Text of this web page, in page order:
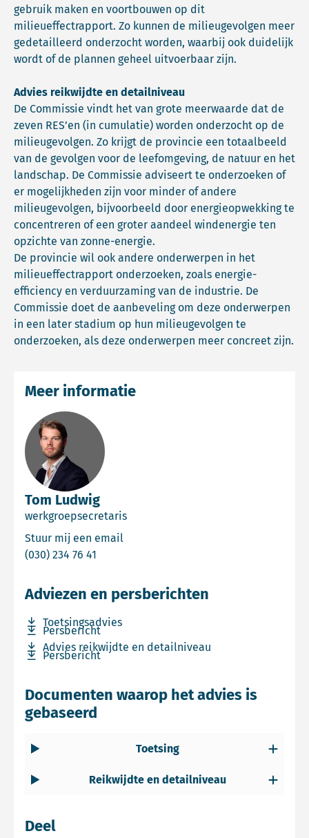
gebruik maken en voortbouwen op dit
milieueffectrapport. Zo kunnen de milieugevolgen meer
gedetailleerd onderzocht worden, waarbij ook duidelijk
wordt of de plannen geheel uitvoerbaar zijn.
Advies reikwijdte en detailniveau
De Commissie vindt het van grote meerwaarde dat de
zeven RES’en (in cumulatie) worden onderzocht op de
milieugevolgen. Zo krijgt de provincie een totaalbeeld
van de gevolgen voor de leefomgeving, de natuur en het
landschap. De Commissie adviseert te onderzoeken of
er mogelijkheden zijn voor minder of andere
milieugevolgen, bijvoorbeeld door energieopwekking te
concentreren of een groter aandeel windenergie ten
opzichte van zonne-energie.
De provincie wil ook andere onderwerpen in het
milieueffectrapport onderzoeken, zoals energie-
efficiency en verduurzaming van de industrie. De
Commissie doet de aanbeveling om deze onderwerpen
in een later stadium op hun milieugevolgen te
onderzoeken, als deze onderwerpen meer concreet zijn.
Tom Ludwig
werkgroepsecretaris
Stuur mij een email
(030) 234 76 41
Meer informatie
Adviezen en persberichten
Toetsingsadvies
Download bestand Toetsingsadvies
Persbericht
Download bestand Persbericht
Advies reikwijdte en detailniveau
Download bestand Advies reikwijdte en detailniveau
Persbericht
Download bestand Persbericht
Documenten waarop het advies is
gebaseerd
Toetsing
Reikwijdte en detailniveau
Deel